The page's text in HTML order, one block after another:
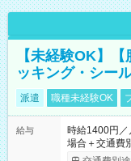
【未経験OK】
ッキング・シー
派遣 職種未経験OK
給与
時給1400円
場合＋交通費